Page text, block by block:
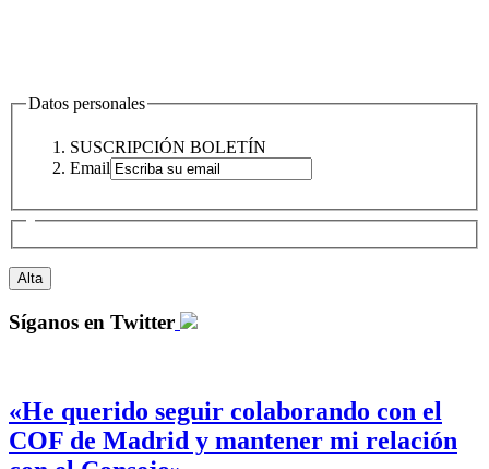
Datos personales
SUSCRIPCIÓN BOLETÍN
Email
Síganos en Twitter
«He querido seguir colaborando con el
COF de Madrid y mantener mi relación